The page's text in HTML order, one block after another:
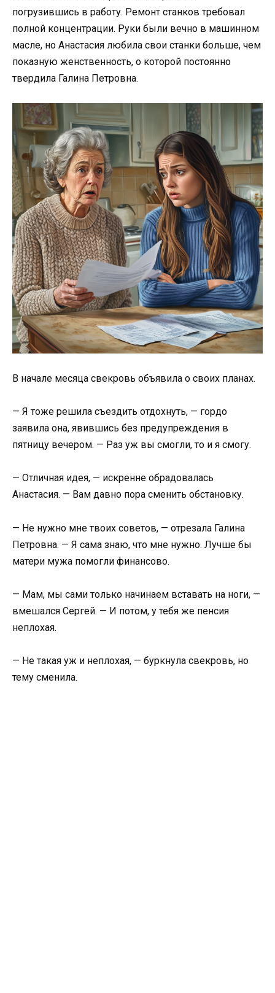
погрузившись в работу. Ремонт станков требовал
полной концентрации. Руки были вечно в машинном
масле, но Анастасия любила свои станки больше, чем
показную женственность, о которой постоянно
твердила Галина Петровна.
В начале месяца свекровь объявила о своих планах.
— Я тоже решила съездить отдохнуть, — гордо
заявила она, явившись без предупреждения в
пятницу вечером. — Раз уж вы смогли, то и я смогу.
— Отличная идея, — искренне обрадовалась
Анастасия. — Вам давно пора сменить обстановку.
— Не нужно мне твоих советов, — отрезала Галина
Петровна. — Я сама знаю, что мне нужно. Лучше бы
матери мужа помогли финансово.
— Мам, мы сами только начинаем вставать на ноги, —
вмешался Сергей. — И потом, у тебя же пенсия
неплохая.
— Не такая уж и неплохая, — буркнула свекровь, но
тему сменила.